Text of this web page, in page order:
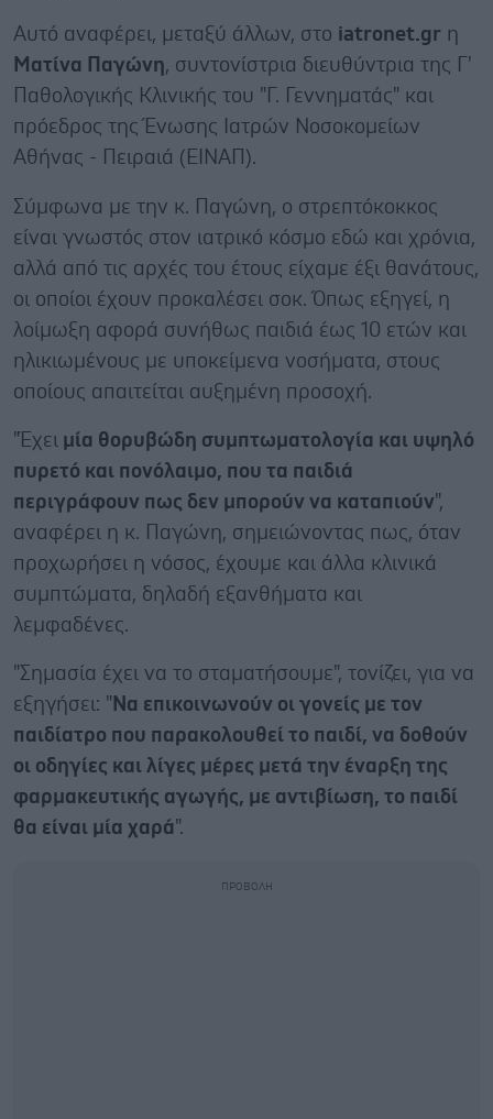
Αυτό αναφέρει, μεταξύ άλλων, στο iatronet.gr η
Ματίνα Παγώνη, συντονίστρια διευθύντρια της Γ'
Παθολογικής Κλινικής του "Γ. Γεννηματάς" και
πρόεδρος της Ένωσης Ιατρών Νοσοκομείων
Αθήνας - Πειραιά (ΕΙΝΑΠ).
Σύμφωνα με την κ. Παγώνη, ο στρεπτόκοκκος
είναι γνωστός στον ιατρικό κόσμο εδώ και χρόνια,
αλλά από τις αρχές του έτους είχαμε έξι θανάτους,
οι οποίοι έχουν προκαλέσει σοκ. Όπως εξηγεί, η
λοίμωξη αφορά συνήθως παιδιά έως 10 ετών και
ηλικιωμένους με υποκείμενα νοσήματα, στους
οποίους απαιτείται αυξημένη προσοχή.
"Έχει μία θορυβώδη συμπτωματολογία και υψηλό
πυρετό και πονόλαιμο, που τα παιδιά
περιγράφουν πως δεν μπορούν να καταπιούν",
αναφέρει η κ. Παγώνη, σημειώνοντας πως, όταν
προχωρήσει η νόσος, έχουμε και άλλα κλινικά
συμπτώματα, δηλαδή εξανθήματα και
λεμφαδένες.
"Σημασία έχει να το σταματήσουμε", τονίζει, για να
εξηγήσει: " Να επικοινωνούν οι γονείς με τον
παιδίατρο που παρακολουθεί το παιδί, να δοθούν
οι οδηγίες και λίγες μέρες μετά την έναρξη της
φαρμακευτικής αγωγής, με αντιβίωση, το παιδί
θα είναι μία χαρά".